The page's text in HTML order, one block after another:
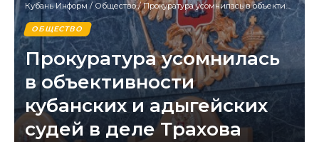
Кубань Информ / Общество/Прокуратура усомнилась в объективности кубанских и адыгейских судей в деле Трахова
ОБЩЕСТВО
Прокуратура усомнилась
в объективности
кубанских и адыгейских
судей в деле Трахова